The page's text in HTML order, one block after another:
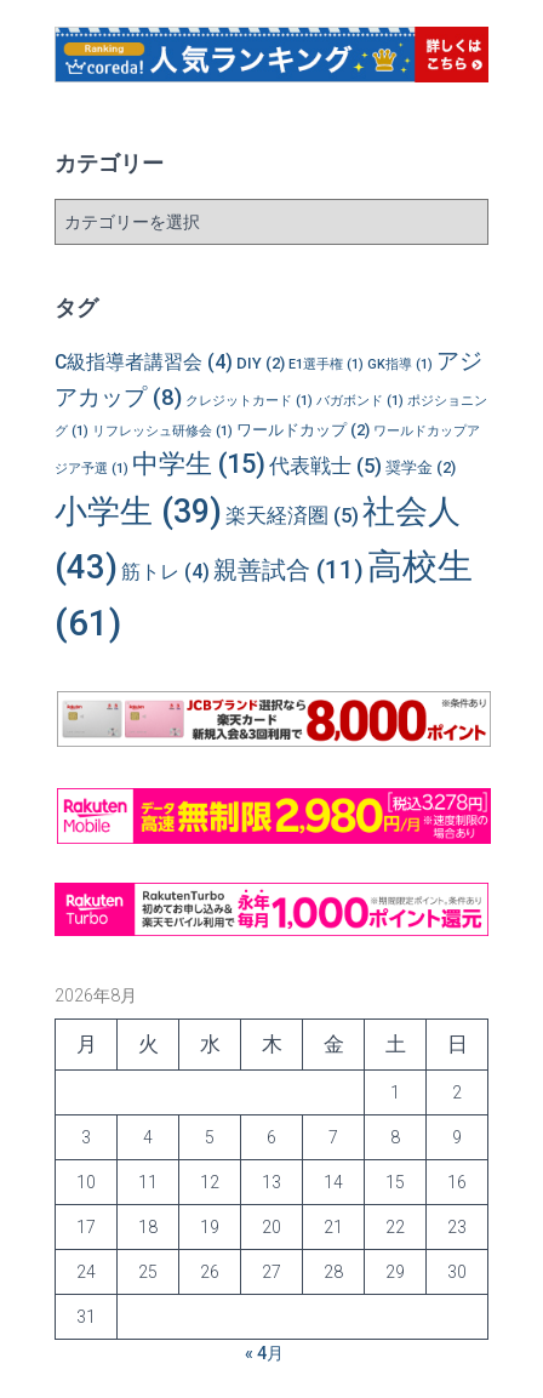
カテゴリー
ー
タグ
C級指導者講習会 (4) DIY (2) E1選手権 (1) GK指導 (1) アジ
アカップ(8) クレジットカード (1) バガボンド (1) ポジショニン
グ (1) リフレッシュ研修会 (1) ワールドカップ(2) ワールドカップア
ジア予選 (1) 中学生 (15) 代表戦士 (5) 奨学金 (2)
小学生 (39) 楽天経済圏 (5) 社会人
(43) 筋トレ (4) 親善試合 (11) 高校生
(61)
2026年8月
月 火 水 木 金 土 日
1 2
3 4 5 6 7 8 9
10 11 12 13 14 15 16
17 18 19 20 21 22 23
24 25 26 27 28 29 30
31
« 4月